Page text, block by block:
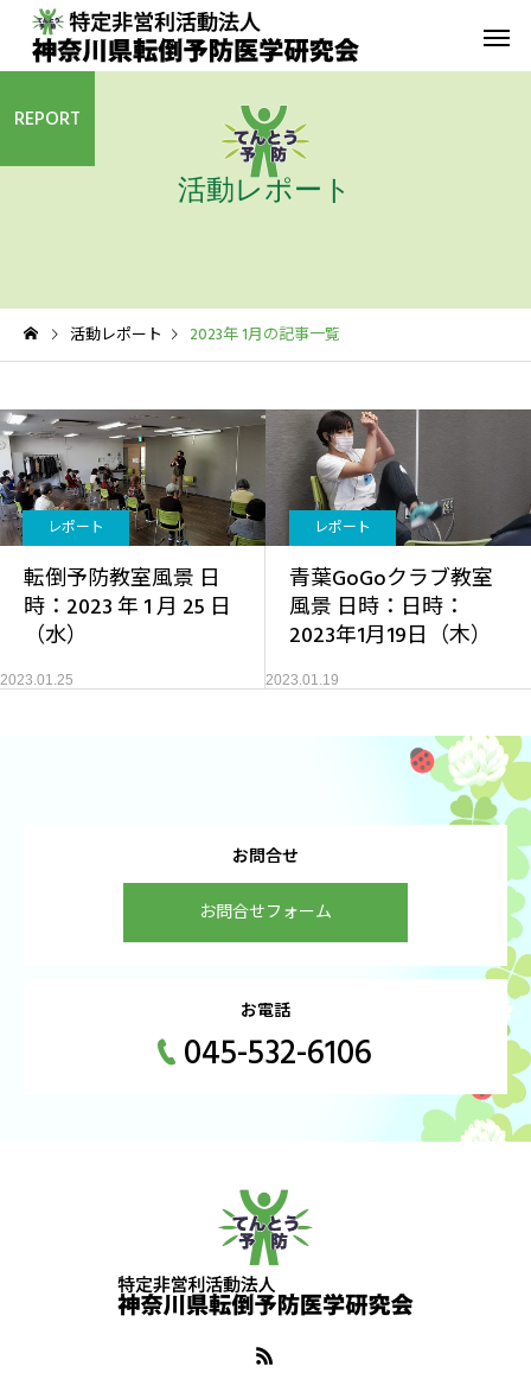
その他の活動
2023年間活動報告
青葉GoGoクラブ
活動レポート
REPORT
活動レポート 2023年 1月の記事一覧
レポート
転倒予防教室風景 日
時：2023 年 1 月 25 日
（水）
2023.01.25
レポート
青葉GoGoクラブ教室
風景 日時：日時：
2023年1月19日（木）
2023.01.19
お問合せ
お問合せフォーム
お電話
045-532-6106